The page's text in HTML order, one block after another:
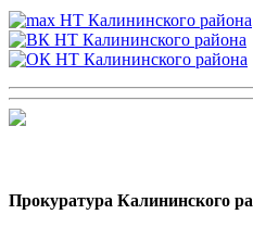
Прокуратура Калининского